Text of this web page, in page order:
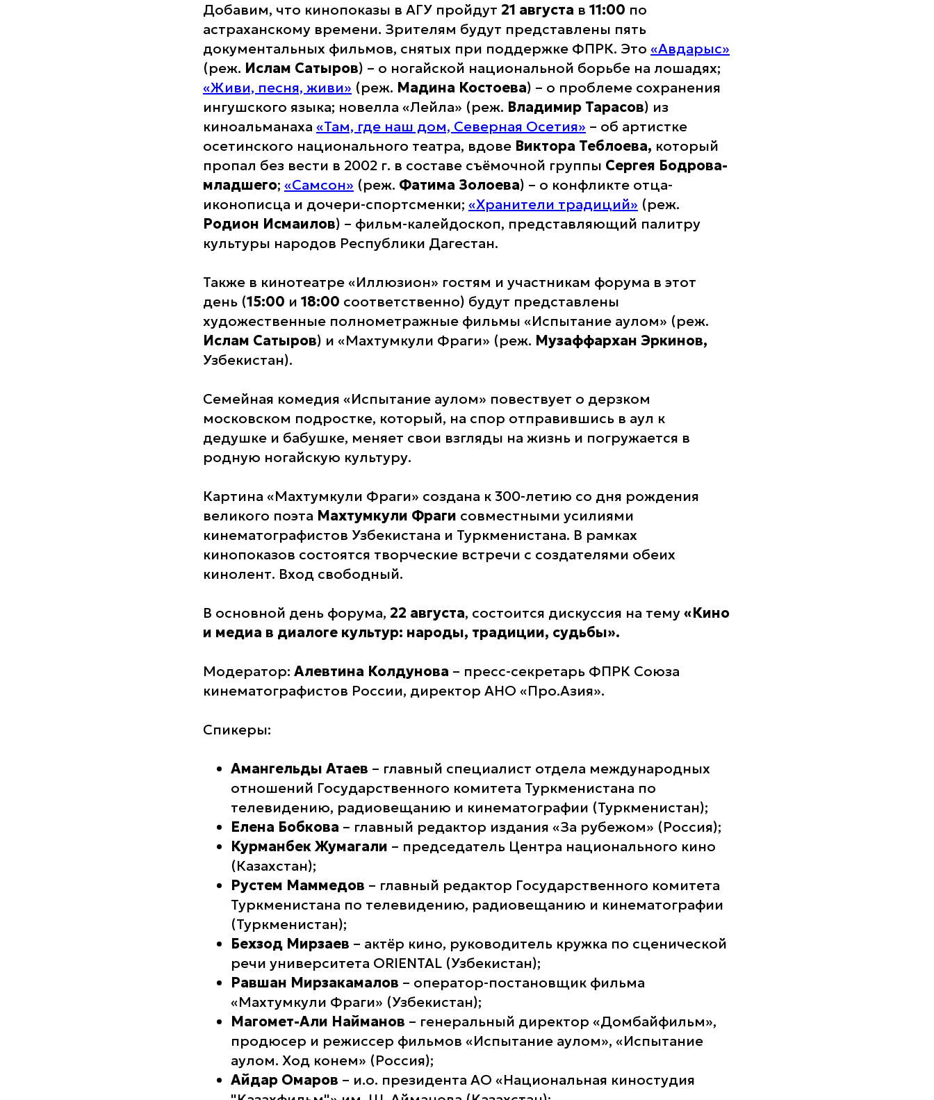
Добавим, что кинопоказы в АГУ пройдут 21 августа в 11:00 по
астраханскому времени. Зрителям будут представлены пять
документальных фильмов, снятых при поддержке ФПРК. Это «Авдарыс»
(реж. Ислам Сатыров) – о ногайской национальной борьбе на лошадях;
«Живи, песня, живи» (реж. Мадина Костоева) – о проблеме сохранения
ингушского языка; новелла «Лейла» (реж. Владимир Тарасов) из
киноальманаха «Там, где наш дом, Северная Осетия» – об артистке
осетинского национального театра, вдове Виктора Теблоева, который
пропал без вести в 2002 г. в составе съёмочной группы Сергея Бодрова-
младшего; «Самсон» (реж. Фатима Золоева) – о конфликте отца-
иконописца и дочери-спортсменки; «Хранители традиций» (реж.
Родион Исмаилов) – фильм-калейдоскоп, представляющий палитру
культуры народов Республики Дагестан.
Также в кинотеатре «Иллюзион» гостям и участникам форума в этот
день (15:00 и 18:00 соответственно) будут представлены
художественные полнометражные фильмы «Испытание аулом» (реж.
Ислам Сатыров) и «Махтумкули Фраги» (реж. Музаффархан Эркинов,
Узбекистан).
Семейная комедия «Испытание аулом» повествует о дерзком
московском подростке, который, на спор отправившись в аул к
дедушке и бабушке, меняет свои взгляды на жизнь и погружается в
родную ногайскую культуру.
Картина «Махтумкули Фраги» создана к 300-летию со дня рождения
великого поэта Махтумкули Фраги совместными усилиями
кинематографистов Узбекистана и Туркменистана. В рамках
кинопоказов состоятся творческие встречи с создателями обеих
кинолент. Вход свободный.
В основной день форума, 22 августа, состоится дискуссия на тему«Кино
и медиа в диалоге культур: народы, традиции, судьбы».
Модератор: Алевтина Колдунова – пресс-секретарь ФПРК Союза
кинематографистов России, директор АНО «Про.Азия».
Спикеры:
Амангельды Атаев – главный специалист отдела международных
отношений Государственного комитета Туркменистана по
телевидению, радиовещанию и кинематографии (Туркменистан);
Елена Бобкова – главный редактор издания «За рубежом» (Россия);
Курманбек Жумагали – председатель Центра национального кино
(Казахстан);
Рустем Маммедов – главный редактор Государственного комитета
Туркменистана по телевидению, радиовещанию и кинематографии
(Туркменистан);
Бехзод Мирзаев – актёр кино, руководитель кружка по сценической
речи университета ORIENTAL (Узбекистан);
Равшан Мирзакамалов – оператор-постановщик фильма
«Махтумкули Фраги» (Узбекистан);
Магомет-Али Найманов – генеральный директор «Домбайфильм»,
продюсер и режиссер фильмов «Испытание аулом», «Испытание
аулом. Ход конем» (Россия);
Айдар Омаров – и.о. президента АО «Национальная киностудия